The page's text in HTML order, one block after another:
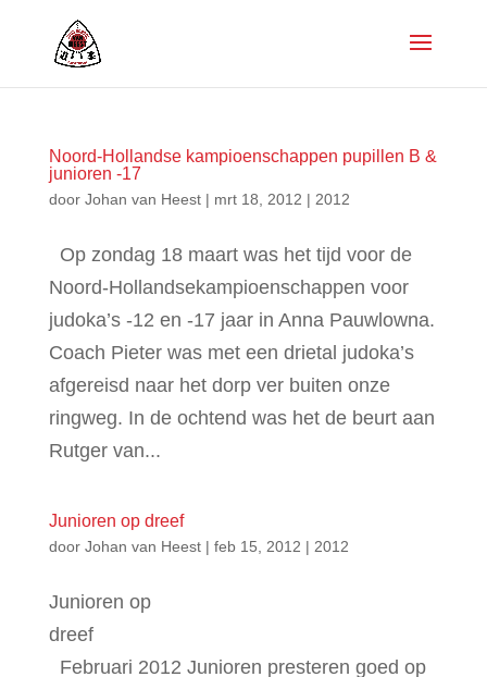
Noord-Hollandse kampioenschappen pupillen B &
junioren -17
door Johan van Heest| mrt 18, 2012 | 2012
Op zondag 18 maart was het tijd voor de
Noord-Hollandsekampioenschappen voor
judoka’s -12 en -17 jaar in Anna Pauwlowna.
Coach Pieter was met een drietal judoka’s
afgereisd naar het dorp ver buiten onze
ringweg. In de ochtend was het de beurt aan
Rutger van...
Junioren op dreef
door Johan van Heest| feb 15, 2012 | 2012
Junioren op
dreef
Februari 2012 Junioren presteren goed op